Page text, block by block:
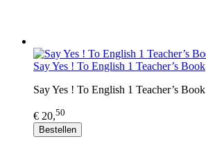
Say Yes ! To English 1 Teacher’s Book
Say Yes ! To English 1 Teacher’s Book
€ 20,50
Bestellen